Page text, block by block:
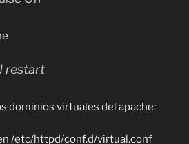
restart
dominios virtuales del apache:
/etc/httpd/conf.d/virtual.conf